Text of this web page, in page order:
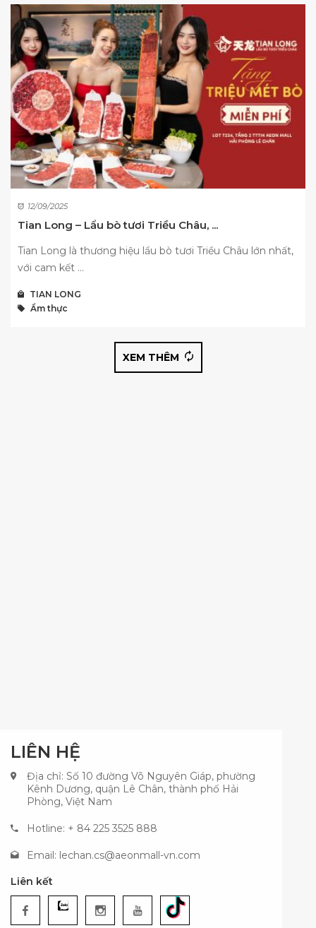
12/09/2025
Tian Long – Lẩu bò tươi Triều Châu, ...
Tian Long là thương hiệu lẩu bò tươi Triều Châu lớn nhất,
với cam kết ...
TIAN LONG
Ẩm thực
XEM THÊM
LIÊN HỆ
Địa chỉ: Số 10 đường Võ Nguyên Giáp, phường
Kênh Dương, quận Lê Chân, thành phố Hải
Phòng, Việt Nam
Hotline: + 84 225 3525 888
Email: lechan.cs@aeonmall-vn.com
Liên kết